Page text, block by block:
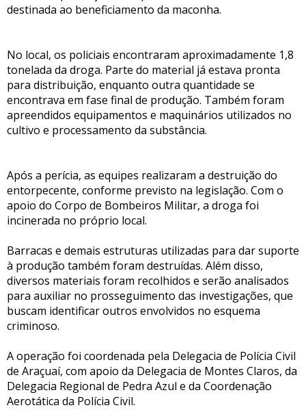
destinada ao beneficiamento da maconha.
No local, os policiais encontraram aproximadamente 1,8
tonelada da droga. Parte do material já estava pronta
para distribuição, enquanto outra quantidade se
encontrava em fase final de produção. Também foram
apreendidos equipamentos e maquinários utilizados no
cultivo e processamento da substância.
Após a perícia, as equipes realizaram a destruição do
entorpecente, conforme previsto na legislação. Com o
apoio do Corpo de Bombeiros Militar, a droga foi
incinerada no próprio local.
Barracas e demais estruturas utilizadas para dar suporte
à produção também foram destruídas. Além disso,
diversos materiais foram recolhidos e serão analisados
para auxiliar no prosseguimento das investigações, que
buscam identificar outros envolvidos no esquema
criminoso.
A operação foi coordenada pela Delegacia de Polícia Civil
de Araçuaí, com apoio da Delegacia de Montes Claros, da
Delegacia Regional de Pedra Azul e da Coordenação
Aerotática da Polícia Civil.